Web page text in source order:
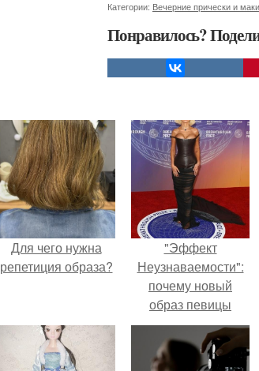
Категории: Вечерние прически и
Понравилось?
Для чего нужна
репетиция образа?
"Эффект
Неузнаваемости":
почему новый
образ певицы
вызвал споры о
гранях
возможного?